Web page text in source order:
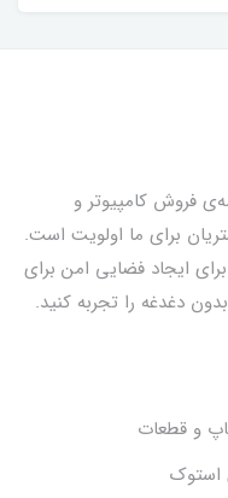
از سال 97 در عرصه‌ی فروش کامپیوتر و
برای ما اولویت است.
ایجاد فضایی امن برای
دغدغه را تجربه کنید.
و قطعات
استوک